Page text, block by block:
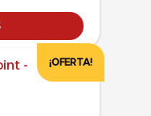
¡OFERTA!